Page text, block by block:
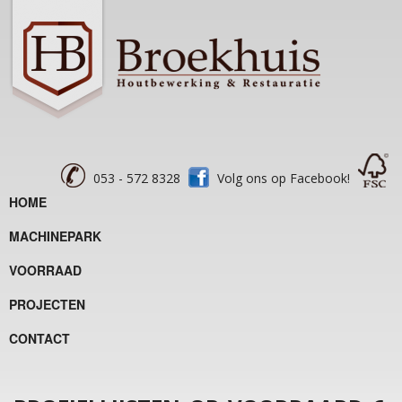
053 - 572 8328 Volg ons op Facebook!
HOME
MACHINEPARK
VOORRAAD
PROJECTEN
CONTACT